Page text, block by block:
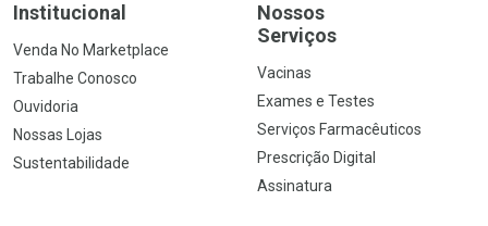
Institucional
Venda No Marketplace
Trabalhe Conosco
Ouvidoria
Nossas Lojas
Sustentabilidade
Nossos
Serviços
Vacinas
Exames e Testes
Serviços Farmacêuticos
Prescrição Digital
Assinatura